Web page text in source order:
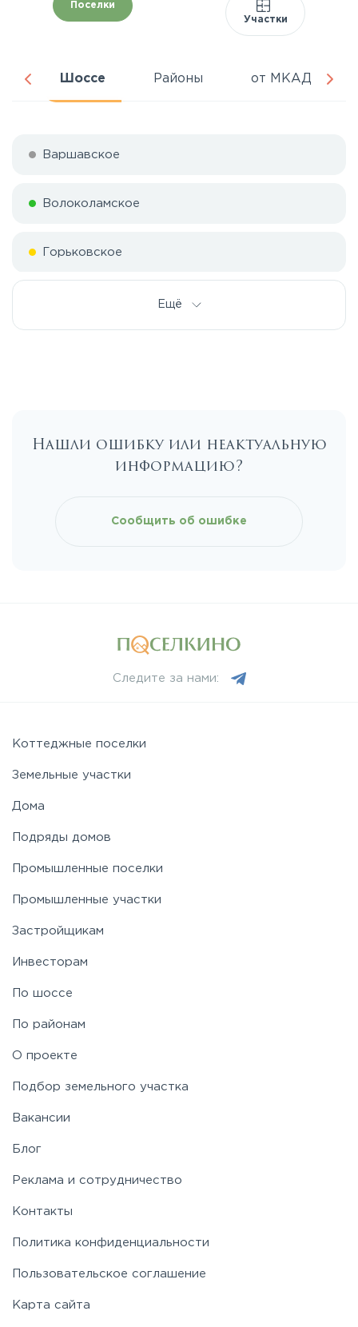
Поселки
Участки
Шоссе Районы от МКАД
Варшавское
Волоколамское
Горьковское
Каширское
Новорижское
Носовихинское
Рогачёвское
Таракановское
Щелковское
Ещё
Нашли ошибку или неактуальную
информацию?
Сообщить об ошибке
Следите за нами:
Коттеджные поселки
Земельные участки
Дома
Подряды домов
Промышленные поселки
Промышленные участки
Застройщикам
Инвесторам
По шоссе
По районам
О проекте
Подбор земельного участка
Вакансии
Блог
Реклама и сотрудничество
Контакты
Политика конфиденциальности
Пользовательское соглашение
Карта сайта